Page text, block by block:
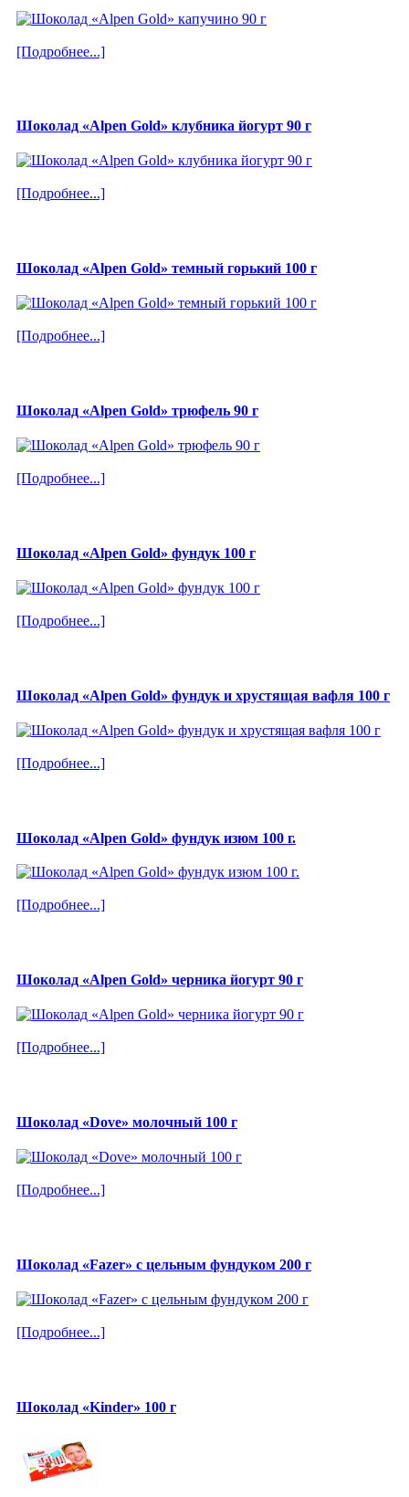
[Подробнее...]
Шоколад «Alpen Gold» клубника йогурт 90 г
[Подробнее...]
Шоколад «Alpen Gold» темный горький 100 г
[Подробнее...]
Шоколад «Alpen Gold» трюфель 90 г
[Подробнее...]
Шоколад «Alpen Gold» фундук 100 г
[Подробнее...]
Шоколад «Alpen Gold» фундук и хрустящая вафля 100 г
[Подробнее...]
Шоколад «Alpen Gold» фундук изюм 100 г.
[Подробнее...]
Шоколад «Alpen Gold» черника йогурт 90 г
[Подробнее...]
Шоколад «Dove» молочный 100 г
[Подробнее...]
Шоколад «Fazer» с цельным фундуком 200 г
[Подробнее...]
Шоколад «Kinder» 100 г